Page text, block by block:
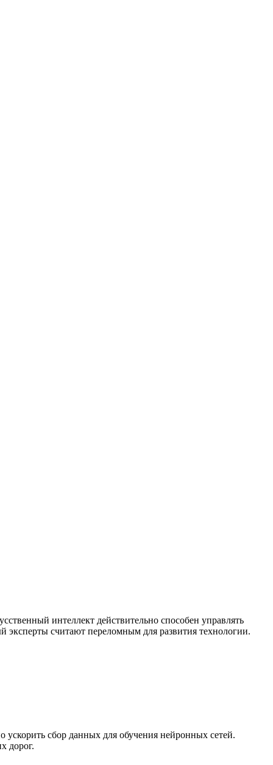
интеллект действительно способен управлять
эксперты считают переломным для развития технологии.
сбор данных для обучения нейронных сетей.
дорог.